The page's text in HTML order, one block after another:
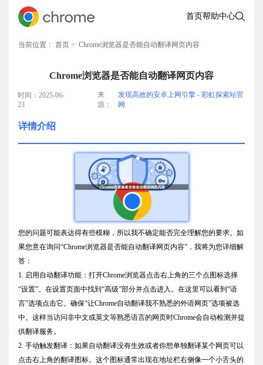
首页帮助中心
当前位置： 首页 > Chrome浏览器是否能自动翻译网页内容
Chrome浏览器是否能自动翻译网页内容
时间：2025-06-
23
来
源：
发现高效的安卓上网引擎 - 彩虹探索站官
网
详情介绍
您的问题可能表达得有些模糊，所以我不确定能否完全理解您的要求。如
果您意在询问“Chrome浏览器是否能自动翻译网页内容”，我将为您详细解
答：
1. 启用自动翻译功能：打开Chrome浏览器点击右上角的三个点图标选择
“设置”。在设置页面中找到“高级”部分并点击进入。在这里可以看到“语
言”选项点击它。确保“让Chrome自动翻译我不熟悉的外语网页”选项被选
中。这样当访问非中文或英文等熟悉语言的网页时Chrome会自动检测并提
供翻译服务。
2. 手动触发翻译：如果自动翻译没有生效或者你想单独翻译某个网页可以
点击右上角的翻译图标。这个图标通常出现在地址栏右侧像一个小舌头的